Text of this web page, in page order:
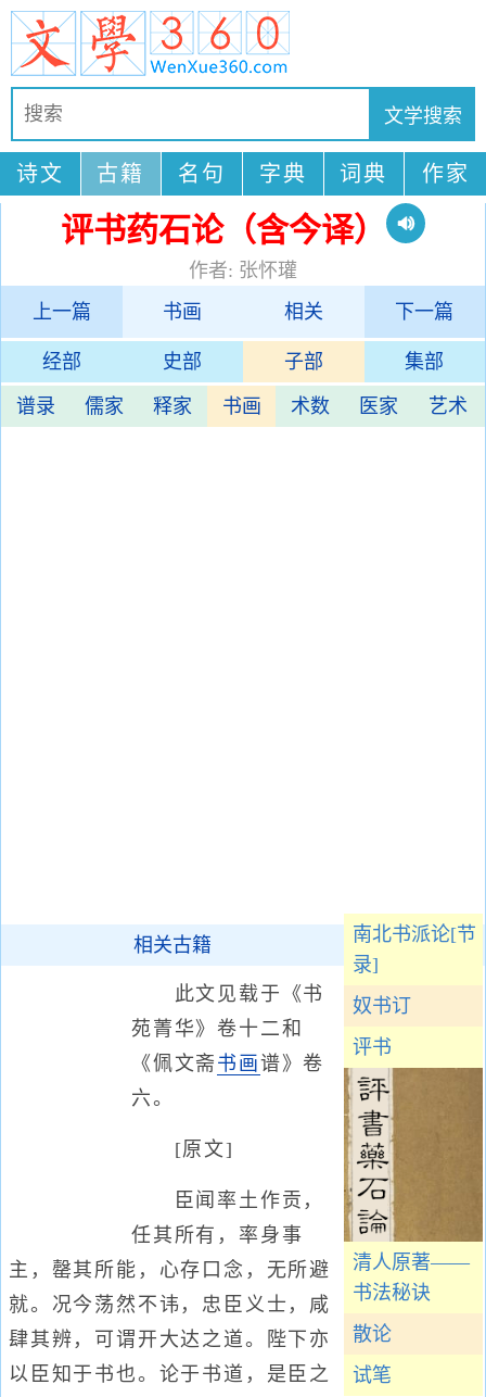
诗文 古籍 名句 字典 词典 作家
评书药石论（含今译）
作者: 张怀瓘
上一篇
书画 相关 下一篇
经部 史部 子部 集部
谱录 儒家 释家 书画 术数 医家 艺术
南北书派论[节
录]
奴书订
评书
清人原著——
书法秘诀
散论
试笔
相关古籍
此文见载于《书
苑菁华》卷十二和
《佩文斋 书画谱》卷
六。
[原文]
臣闻率土作贡，
任其所有，率身事
主，罄其所能，心存口念，无所避
就。况今荡然不讳，忠臣义士，咸
肆其辨，可谓开大达之道。陛下亦
以臣知于书也。论于书道，是臣之